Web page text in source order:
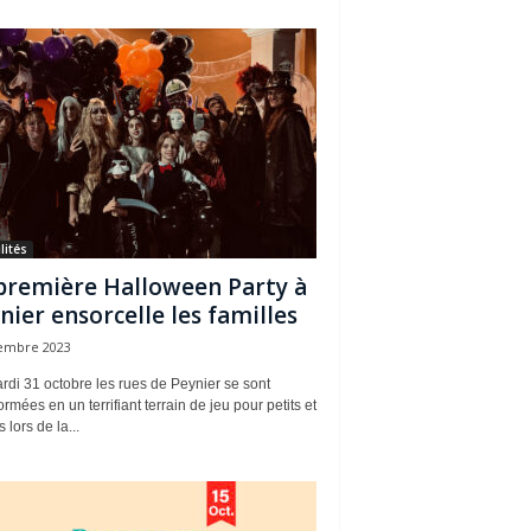
Halloween Party à
ensorcelle les familles
2023
31 octobre les rues de Peynier se sont
en un terrifiant terrain de jeu pour petits et
lors de la...